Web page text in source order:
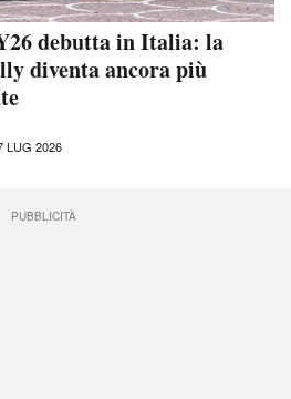
debutta in Italia: la
diventa ancora più
LUG 2026
PUBBLICITÀ